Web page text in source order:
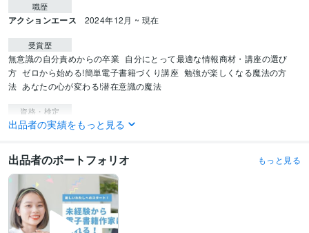
職歴
アクションエース 2024年12月 ~ 現在
受賞歴
無意識の自分責めからの卒業 自分にとって最適な情報商材・講座の選び
方 ゼロから始める!簡単電子書籍づくり講座 勉強が楽しくなる魔法の方
法 あなたの心が変わる!潜在意識の魔法
資格・検定
人生デザイナーマスターインストラクター
ライティング・翻訳 AIライティング
ジャンル問わず
出品者の実績をもっと見る
出品者のポートフォリオ もっと見る